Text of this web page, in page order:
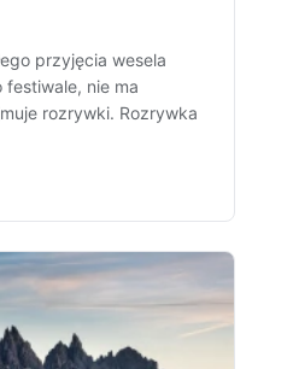
przyjęcia wesela
nie ma
rozrywki. Rozrywka